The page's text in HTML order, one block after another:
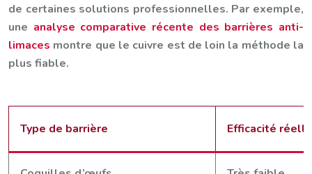
de certaines solutions professionnelles. Par exemple,
une analyse comparative récente des barrières anti-
limaces montre que le cuivre est de loin la méthode la
plus fiable.
Type de barrière Efficacité réelle